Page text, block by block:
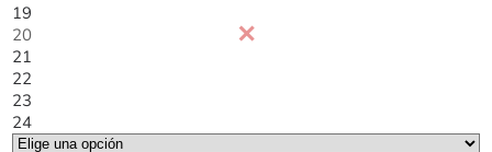
19
20
21
22
23
24